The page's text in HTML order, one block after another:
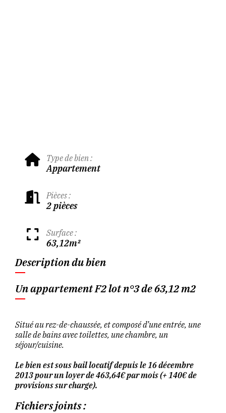
Type de bien :
Appartement
Pièces :
2 pièces
Surface :
63,12m²
Description du bien
Un appartement F2 lot n°3 de 63,12 m2
Situé au rez-de-chaussée, et composé d’une entrée, une
salle de bains avec toilettes, une chambre, un
séjour/cuisine.
Le bien est sous bail locatif depuis le 16 décembre
2013 pour un loyer de 463,64€ par mois (+ 140€ de
provisions sur charge).
Fichiers joints :